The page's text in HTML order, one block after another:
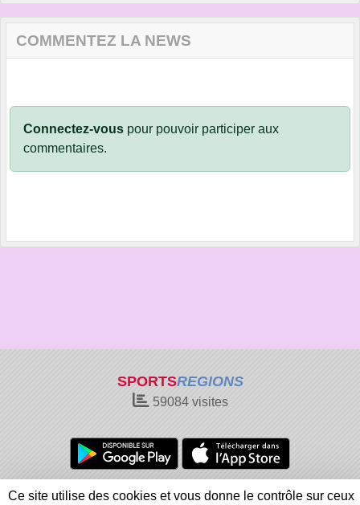
COMMENTEZ LA NEWS
Connectez-vous pour pouvoir participer aux
commentaires.
SPORTSREGIONS
59084visites
Charte cookies
Gestion des cookies
Ce site utilise des cookies et vous donne le contrôle sur ceux